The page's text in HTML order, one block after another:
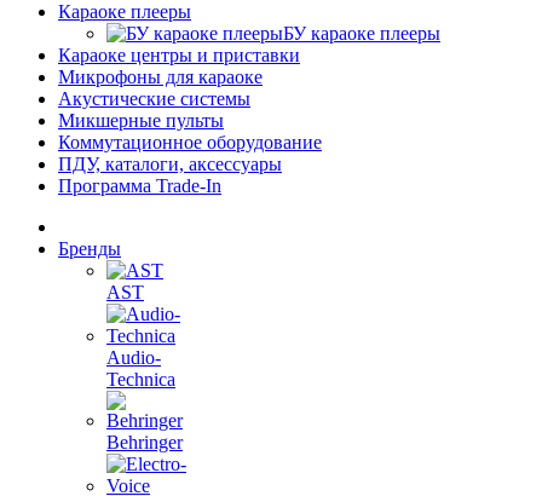
Караоке плееры
БУ караоке плееры
Караоке центры и приставки
Микрофоны для караоке
Акустические системы
Микшерные пульты
Коммутационное оборудование
ПДУ, каталоги, аксессуары
Программа Trade-In
Бренды
AST
Audio-
Technica
Behringer